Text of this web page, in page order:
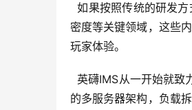
如果按照传统的研发
密度等关键领域，这些
玩家体验。
英礴IMS从一开始就致
的多服务器架构，负载